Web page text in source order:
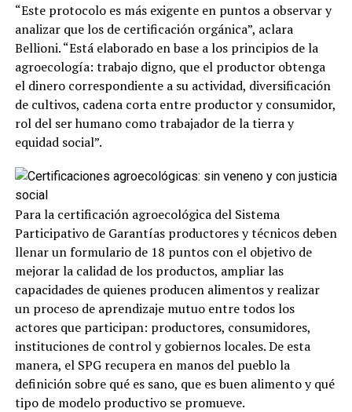
“Este protocolo es más exigente en puntos a observar y
analizar que los de certificación orgánica”, aclara
Bellioni. “Está elaborado en base a los principios de la
agroecología: trabajo digno, que el productor obtenga
el dinero correspondiente a su actividad, diversificación
de cultivos, cadena corta entre productor y consumidor,
rol del ser humano como trabajador de la tierra y
equidad social”.
Para la certificación agroecológica del Sistema
Participativo de Garantías productores y técnicos deben
llenar un formulario de 18 puntos con el objetivo de
mejorar la calidad de los productos, ampliar las
capacidades de quienes producen alimentos y realizar
un proceso de aprendizaje mutuo entre todos los
actores que participan: productores, consumidores,
instituciones de control y gobiernos locales. De esta
manera, el SPG recupera en manos del pueblo la
definición sobre qué es sano, que es buen alimento y qué
tipo de modelo productivo se promueve.